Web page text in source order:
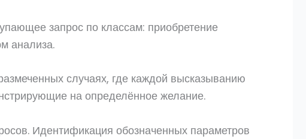
запрос по классам: приобретение
анализа.
случаях, где каждой высказыванию
на определённое желание.
Идентификация обозначенных параметров